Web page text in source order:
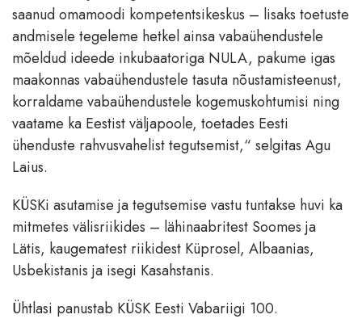
saanud omamoodi kompetentsikeskus – lisaks toetuste
andmisele tegeleme hetkel ainsa vabaühendustele
mõeldud ideede inkubaatoriga NULA, pakume igas
maakonnas vabaühendustele tasuta nõustamisteenust,
korraldame vabaühendustele kogemuskohtumisi ning
vaatame ka Eestist väljapoole, toetades Eesti
ühenduste rahvusvahelist tegutsemist,“ selgitas Agu
Laius.
KÜSKi asutamise ja tegutsemise vastu tuntakse huvi ka
mitmetes välisriikides – lähinaabritest Soomes ja
Lätis, kaugematest riikidest Küprosel, Albaanias,
Usbekistanis ja isegi Kasahstanis.
Ühtlasi panustab KÜSK Eesti Vabariigi 100.